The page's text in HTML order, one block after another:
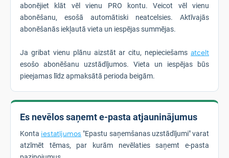
abonējiet klāt vēl vienu PRO kontu. Veicot vēl vienu
abonēšanu, esošā automātiski neatcelsies. Aktīvajās
abonēšanās iekļautā vieta un iespējas summējas.
Ja gribat vienu plānu aizstāt ar citu, nepieciešams atcelt
esošo abonēšanu uzstādījumos. Vieta un iespējas būs
pieejamas līdz apmaksātā perioda beigām.
Es nevēlos saņemt e-pasta atjauninājumus
Konta iestatījumos "Epastu saņemšanas uzstādījumi" varat
atzīmēt tēmas, par kurām nevēlaties saņemt e-pasta